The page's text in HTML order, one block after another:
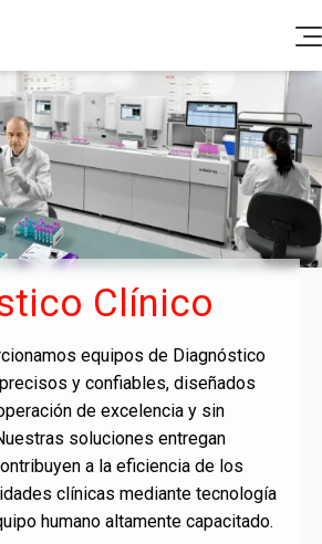
e insertos
y Devoluciones
Ir a Portal Valtek
Clínico
equipos de Diagnóstico
y confiables, diseñados
de excelencia y sin
soluciones entregan
a la eficiencia de los
clínicas mediante tecnología
humano altamente capacitado.